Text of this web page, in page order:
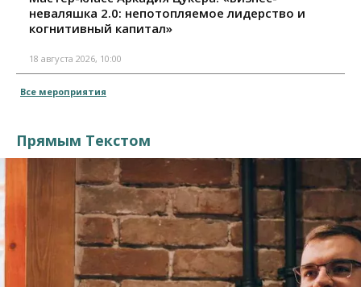
неваляшка 2.0: непотопляемое лидерство и
когнитивный капитал»
18 августа 2026, 10:00
Все мероприятия
Прямым Текстом